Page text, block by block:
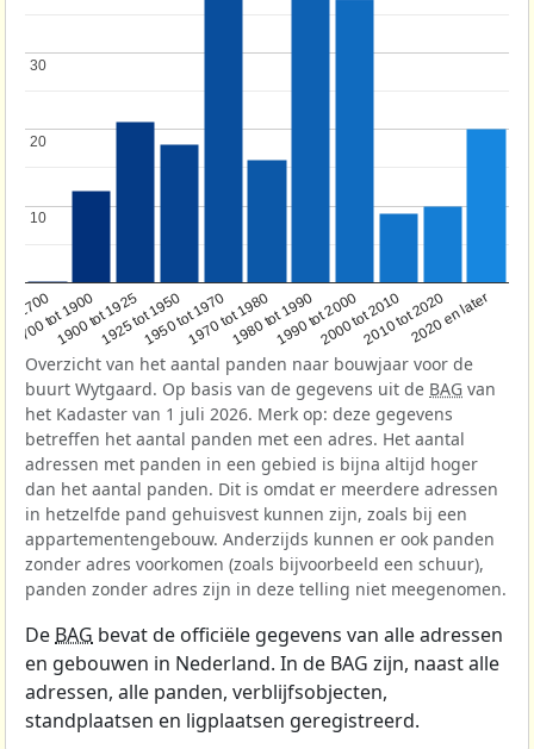
1700
1700 tot 1900
1900 tot 19251925 tot 19501950 tot 19701970 tot 19801980 tot 19901990 tot 20002000 tot 20102010 tot 20202020 en later
10
10
20
20
30
30
Overzicht van het aantal panden naar bouwjaar voor de
buurt Wytgaard. Op basis van de gegevens uit de BAG van
het Kadaster van 1 juli 2026. Merk op: deze gegevens
betreffen het aantal panden met een adres. Het aantal
adressen met panden in een gebied is bijna altijd hoger
dan het aantal panden. Dit is omdat er meerdere adressen
in hetzelfde pand gehuisvest kunnen zijn, zoals bij een
appartementengebouw. Anderzijds kunnen er ook panden
zonder adres voorkomen (zoals bijvoorbeeld een schuur),
panden zonder adres zijn in deze telling niet meegenomen.
De BAG bevat de officiële gegevens van alle adressen
en gebouwen in Nederland. In de BAG zijn, naast alle
adressen, alle panden, verblijfsobjecten,
standplaatsen en ligplaatsen geregistreerd.